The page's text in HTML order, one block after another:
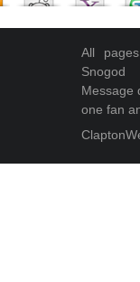
All
Snogod
Message
one fan